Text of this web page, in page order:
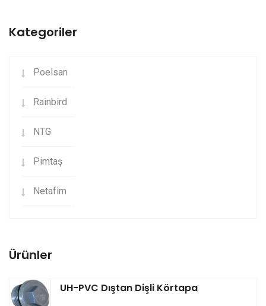
Kategoriler
Poelsan
Rainbird
NTG
Pimtaş
Netafim
Ürünler
UH-PVC Dıştan Dişli Körtapa